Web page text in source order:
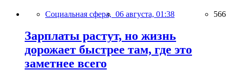
Социальная сфера, 06 августа, 01:38 566
Зарплаты растут, но жизнь
дорожает быстрее там, где это
заметнее всего